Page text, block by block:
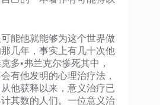
他就能够为这个世界做
几年，事实上有几十次他
多•弗兰克尔惨死其中，
有他发明的心理治疗法，
他获释以来，意义治疗已
其数的人们。一位意义治